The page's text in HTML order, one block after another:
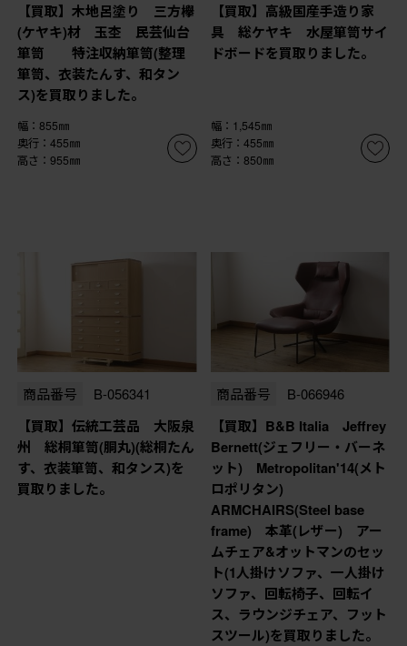
【買取】木地呂塗り 三方欅
(ケヤキ)材 玉杢 民芸仙台
箪笥 特注収納箪笥(整理
箪笥、衣装たんす、和タン
ス)を買取りました。
幅：855㎜
奥行：455㎜
高さ：955㎜
【買取】高級国産手造り家
具 総ケヤキ 水屋箪笥サイ
ドボードを買取りました。
幅：1,545㎜
奥行：455㎜
高さ：850㎜
商品番号 B-056341
【買取】伝統工芸品 大阪泉
州 総桐箪笥(胴丸)(総桐たん
す、衣装箪笥、和タンス)を
買取りました。
商品番号 B-066946
【買取】B&B Italia Jeffrey
Bernett(ジェフリー・バーネ
ット) Metropolitan'14(メト
ロポリタン)
ARMCHAIRS(Steel base
frame) 本革(レザー) アー
ムチェア&オットマンのセッ
ト(1人掛けソファ、一人掛け
ソファ、回転椅子、回転イ
ス、ラウンジチェア、フット
スツール)を買取りました。